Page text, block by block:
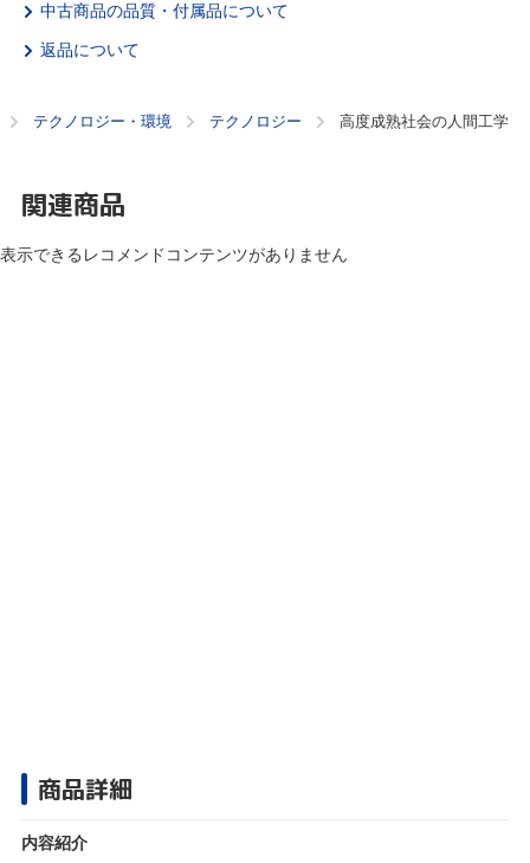
中古商品の品質・付属品について
返品について
テクノロジー・環境 テクノロジー 高度成熟社会の人間工学
関連商品
表示できるレコメンドコンテンツがありません
商品詳細
内容紹介